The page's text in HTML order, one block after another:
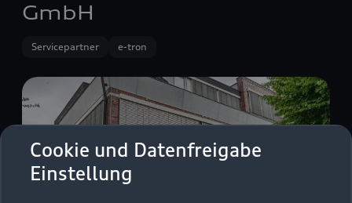
Cookie und Datenfreigabe
Einstellung
GmbH
Servicepartner e-tron